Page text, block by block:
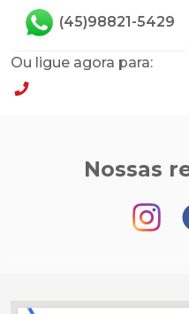
(45)98821-5429
Ou ligue agora para:
Nossas